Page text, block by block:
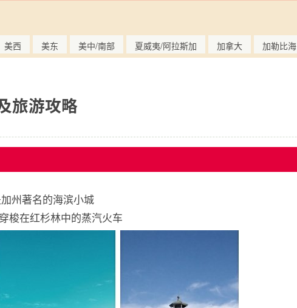
美西 美东 美中/南部 夏威夷/阿拉斯加 加拿大 加勒比海
旅游攻略
州著名的海滨小城
梭在红杉林中的蒸汽火车